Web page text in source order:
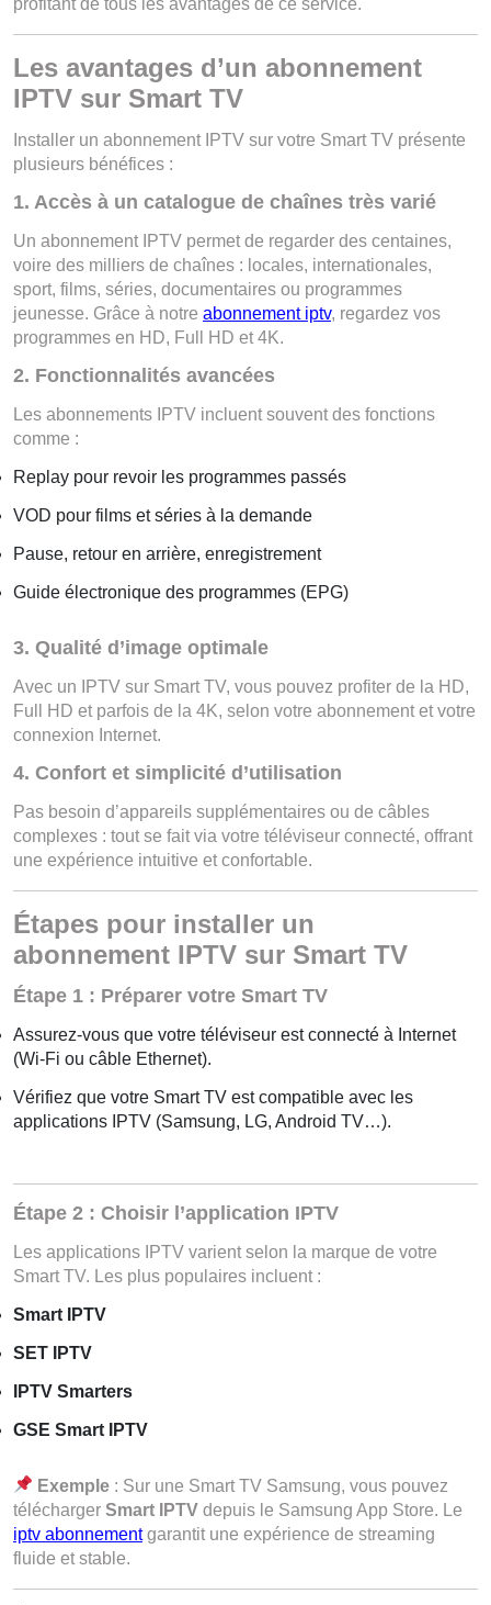
Les avantages d’un abonnement
IPTV sur Smart TV
Installer un abonnement IPTV sur votre Smart TV présente
plusieurs bénéfices :
1. Accès à un catalogue de chaînes très varié
Un abonnement IPTV permet de regarder des centaines,
voire des milliers de chaînes : locales, internationales,
sport, films, séries, documentaires ou programmes
jeunesse. Grâce à notre abonnement iptv, regardez vos
programmes en HD, Full HD et 4K.
2. Fonctionnalités avancées
Les abonnements IPTV incluent souvent des fonctions
comme :
Replay pour revoir les programmes passés
VOD pour films et séries à la demande
Pause, retour en arrière, enregistrement
Guide électronique des programmes (EPG)
3. Qualité d’image optimale
Avec un IPTV sur Smart TV, vous pouvez profiter de la HD,
Full HD et parfois de la 4K, selon votre abonnement et votre
connexion Internet.
4. Confort et simplicité d’utilisation
Pas besoin d’appareils supplémentaires ou de câbles
complexes : tout se fait via votre téléviseur connecté, offrant
une expérience intuitive et confortable.
Étapes pour installer un
abonnement IPTV sur Smart TV
Étape 1 : Préparer votre Smart TV
Assurez-vous que votre téléviseur est connecté à Internet
(Wi-Fi ou câble Ethernet).
Vérifiez que votre Smart TV est compatible avec les
applications IPTV (Samsung, LG, Android TV…).
Étape 2 : Choisir l’application IPTV
Les applications IPTV varient selon la marque de votre
Smart TV. Les plus populaires incluent :
Smart IPTV
SET IPTV
IPTV Smarters
GSE Smart IPTV
Exemple : Sur une Smart TV Samsung, vous pouvez
télécharger Smart IPTV depuis le Samsung App Store. Le
iptv abonnementgarantit une expérience de streaming
fluide et stable.